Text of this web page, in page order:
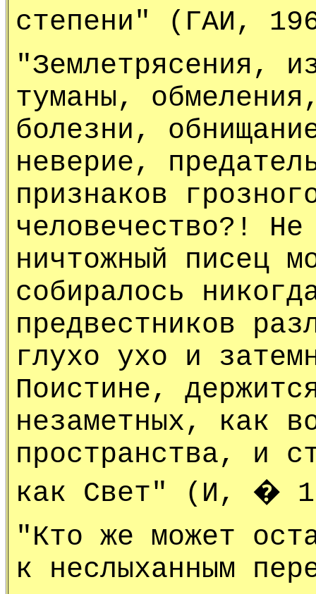
степени" (ГАИ,
"Землетрясения,
туманы,
болезни,
неверие,
признаков
человечество?!
ничтожный писец
собиралось
предвестников
глухо ухо и
Поистине,
незаметных, как
пространства, и
как Свет" (И, �
"Кто же может
к неслыханным